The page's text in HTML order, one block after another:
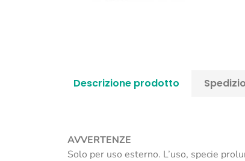
Descrizione prodotto
AVVERTENZE
Solo per uso esterno. L’uso, specie